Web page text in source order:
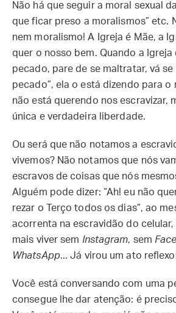
Não há que seguir a moral sexual
que ficar preso a moralismos” etc.
nem moralismo! A Igreja é Mãe, a
quer o nosso bem. Quando a Igreja
pecado, pare de se maltratar, vá se
pecado”, ela o está dizendo para o
não está querendo nos escravizar,
única e verdadeira liberdade.
Ou será que não notamos a
vivemos? Não notamos que nós
escravos de coisas que nós
Alguém pode dizer: “Ah! eu não
rezar o Terço todos os dias”, ao
acorrenta na escravidão do
mais viver sem Instagram, sem
WhatsApp... Já virou um ato
Você está conversando com uma
consegue lhe dar atenção: é